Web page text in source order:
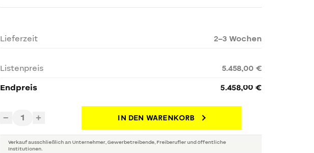
Lieferzeit 2–3 Wochen
Listenpreis
5.458,00 €
Endpreis
5.458,00 €
− 1 + IN DEN WARENKORB
Verkauf ausschließlich an Unternehmer, Gewerbetreibende, Freiberufler und öffentliche
Institutionen.